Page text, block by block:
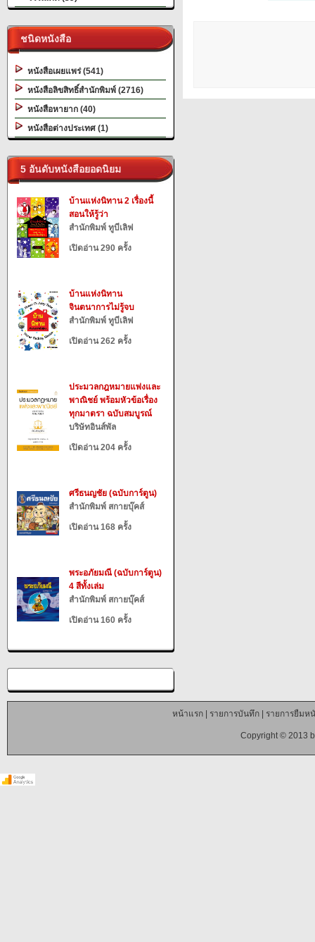
ชนิดหนังสือ
หนังสือเผยแพร่ (541)
หนังสือลิขสิทธิ์สำนักพิมพ์ (2716)
หนังสือหายาก (40)
หนังสือต่างประเทศ (1)
5 อันดับหนังสือยอดนิยม
บ้านแห่งนิทาน 2 เรื่องนี้
สอนให้รู้ว่า
สำนักพิมพ์ ทูบีเลิฟ
เปิดอ่าน 290 ครั้ง
บ้านแห่งนิทาน
จินตนาการไม่รู้จบ
สำนักพิมพ์ ทูบีเลิฟ
เปิดอ่าน 262 ครั้ง
ประมวลกฎหมายแพ่งและ
พาณิชย์ พร้อมหัวข้อเรื่อง
ทุกมาตรา ฉบับสมบูรณ์
บริษัทอินส์พัล
เปิดอ่าน 204 ครั้ง
ศรีธนญชัย (ฉบับการ์ตูน)
สำนักพิมพ์ สกายบุ๊คส์
เปิดอ่าน 168 ครั้ง
พระอภัยมณี (ฉบับการ์ตูน)
4 สีทั้งเล่ม
สำนักพิมพ์ สกายบุ๊คส์
เปิดอ่าน 160 ครั้ง
หน้าแรก| รายการบันทึก| รายการยืมห
Copyright © 2013